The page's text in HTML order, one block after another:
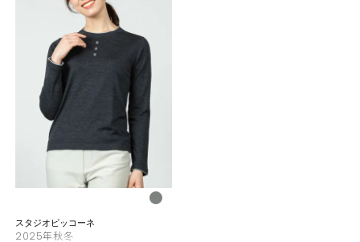
スタジオピッコーネ
2025年秋冬